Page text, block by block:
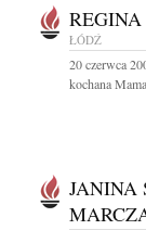
ŁÓDŹ
20 czerwca
kochana
JANINA